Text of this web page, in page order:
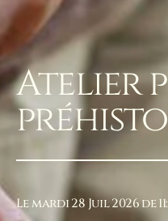
Atelier
Le mardi 28 Juil 2026 de